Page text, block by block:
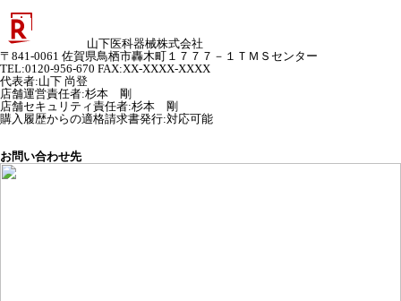
山下医科器械株式会社
〒841-0061 佐賀県鳥栖市轟木町１７７７－１ＴＭＳセンター
TEL:0120-956-670 FAX:XX-XXXX-XXXX
代表者:山下 尚登
店舗運営責任者:杉本 剛
店舗セキュリティ責任者:杉本 剛
購入履歴からの適格請求書発行:対応可能
お問い合わせ先